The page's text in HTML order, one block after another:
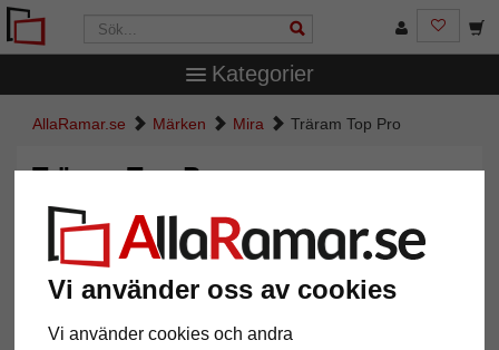
Vi använder oss av cookies
Vi använder cookies och andra
Kategorier
AllaRamar.se Märken Mira Träram Top Pro
Träram Top Pro